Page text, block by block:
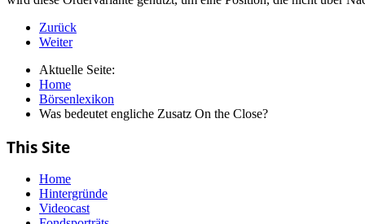
Zurück
Weiter
Aktuelle Seite:
Home
Börsenlexikon
Was bedeutet engliche Zusatz On the Close?
This Site
Home
Hintergründe
Videocast